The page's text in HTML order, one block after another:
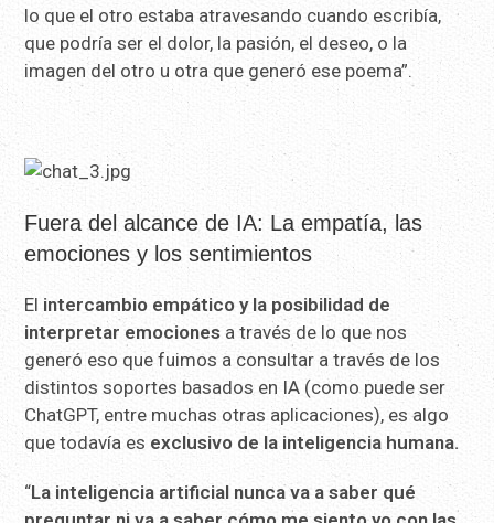
lo que el otro estaba atravesando cuando escribía,
que podría ser el dolor, la pasión, el deseo, o la
imagen del otro u otra que generó ese poema”.
Fuera del alcance de IA: La empatía, las
emociones y los sentimientos
El intercambio empático y la posibilidad de
interpretar emociones a través de lo que nos
generó eso que fuimos a consultar a través de los
distintos soportes basados en IA (como puede ser
ChatGPT, entre muchas otras aplicaciones), es algo
que todavía es exclusivo de la inteligencia humana.
“La inteligencia artificial nunca va a saber qué